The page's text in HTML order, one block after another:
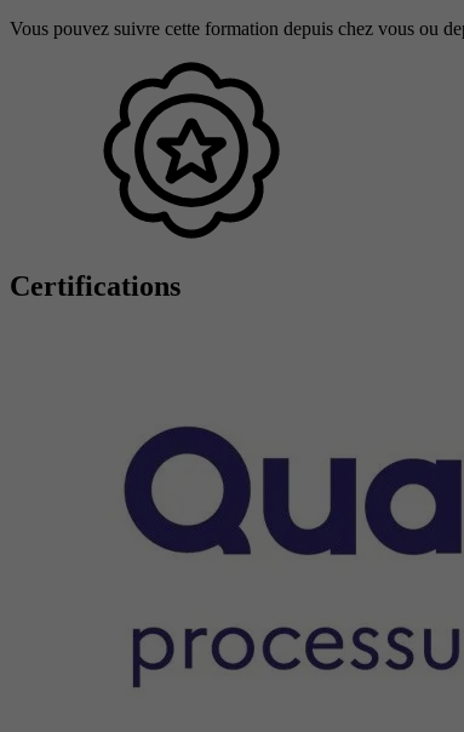
Vous pouvez suivre cette formation depuis chez vous ou
Certifications